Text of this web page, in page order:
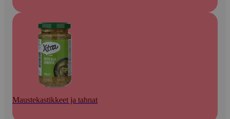
Maustekastikkeet ja tahnat